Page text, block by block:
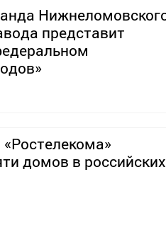
представит
домов в российских